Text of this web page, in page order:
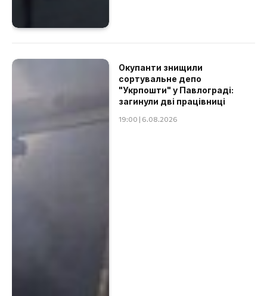
Окупанти знищили
сортувальне депо
"Укрпошти" у Павлограді:
загинули дві працівниці
19:00 | 6.08.2026